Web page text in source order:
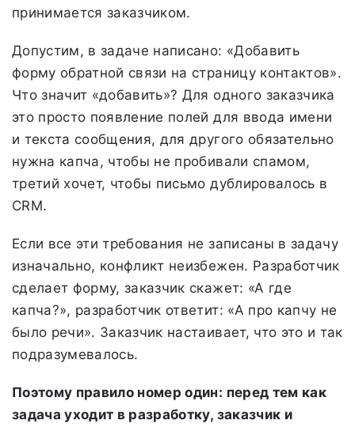
принимается заказчиком.
Допустим, в задаче написано: «Добавить
форму обратной связи на страницу контактов».
Что значит «добавить»? Для одного заказчика
это просто появление полей для ввода имени
и текста сообщения, для другого обязательно
нужна капча, чтобы не пробивали спамом,
третий хочет, чтобы письмо дублировалось в
CRM.
Если все эти требования не записаны в задачу
изначально, конфликт неизбежен. Разработчик
сделает форму, заказчик скажет: «А где
капча?», разработчик ответит: «А про капчу не
было речи». Заказчик настаивает, что это и так
подразумевалось.
Поэтому правило номер один: перед тем как
задача уходит в разработку, заказчик и